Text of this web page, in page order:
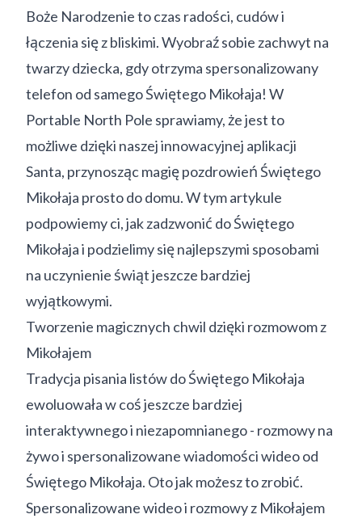
Boże Narodzenie to czas radości, cudów i
łączenia się z bliskimi. Wyobraź sobie zachwyt na
twarzy dziecka, gdy otrzyma spersonalizowany
telefon od samego Świętego Mikołaja! W
Portable North Pole sprawiamy, że jest to
możliwe dzięki naszej innowacyjnej aplikacji
Santa, przynosząc magię pozdrowień Świętego
Mikołaja prosto do domu. W tym artykule
podpowiemy ci, jak zadzwonić do Świętego
Mikołaja i podzielimy się najlepszymi sposobami
na uczynienie świąt jeszcze bardziej
wyjątkowymi.
Tworzenie magicznych chwil dzięki rozmowom z
Mikołajem
Tradycja pisania listów do Świętego Mikołaja
ewoluowała w coś jeszcze bardziej
interaktywnego i niezapomnianego - rozmowy na
żywo i spersonalizowane wiadomości wideo od
Świętego Mikołaja. Oto jak możesz to zrobić.
Spersonalizowane wideo i rozmowy z Mikołajem